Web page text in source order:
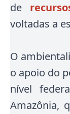
de
voltadas a
O
o apoio do
nível
Amazônia,